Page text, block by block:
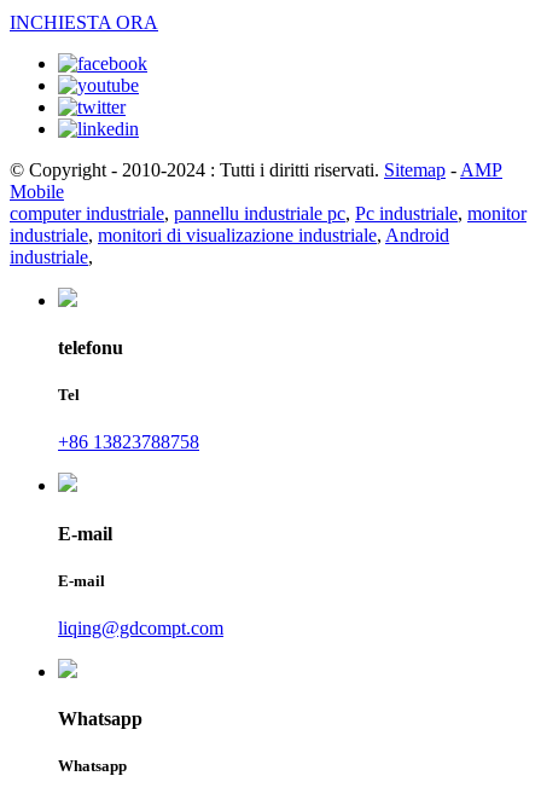
INCHIESTA ORA
© Copyright - 2010-2024 : Tutti i diritti riservati. Sitemap - AMP
Mobile
computer industriale, pannellu industriale pc, Pc industriale, monitor
industriale, monitori di visualizazione industriale, Android
industriale,
telefonu
Tel
+86 13823788758
E-mail
E-mail
liqing@gdcompt.com
Whatsapp
Whatsapp